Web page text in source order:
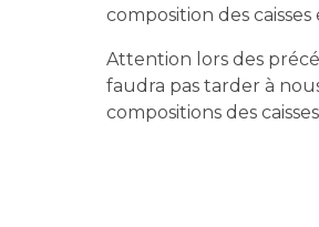
composition des
Attention lors des
faudra pas tarder à
compositions des